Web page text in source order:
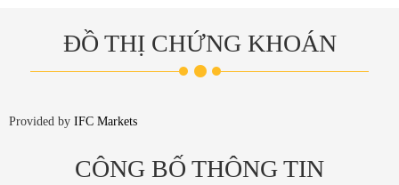
ĐỒ THỊ CHỨNG KHOÁN
Provided by IFC Markets
CÔNG BỐ THÔNG TIN